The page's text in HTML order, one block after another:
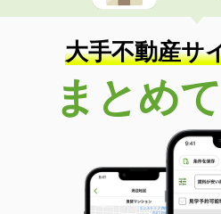
大手不動産サ
まとめ